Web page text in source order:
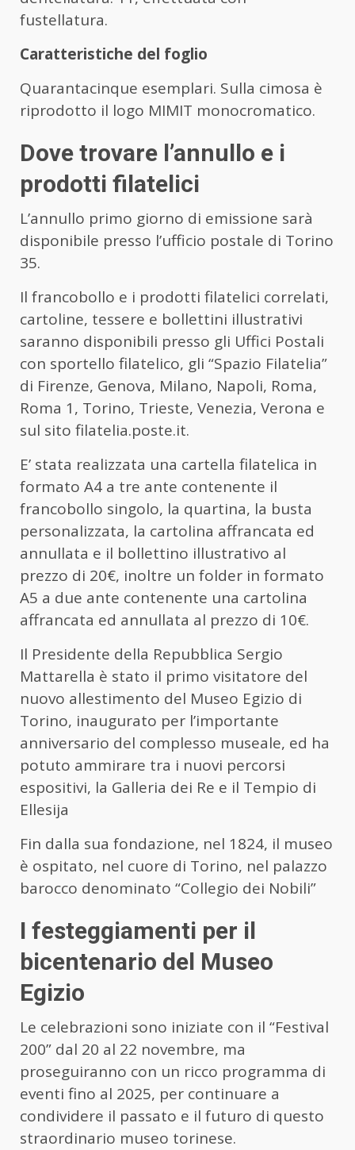
fustellatura.
Caratteristiche del foglio
Quarantacinque esemplari. Sulla cimosa è
riprodotto il logo MIMIT monocromatico.
Dove trovare l’annullo e i
prodotti filatelici
L’annullo primo giorno di emissione sarà
disponibile presso l’ufficio postale di Torino
35.
Il francobollo e i prodotti filatelici correlati,
cartoline, tessere e bollettini illustrativi
saranno disponibili presso gli Uffici Postali
con sportello filatelico, gli “Spazio Filatelia”
di Firenze, Genova, Milano, Napoli, Roma,
Roma 1, Torino, Trieste, Venezia, Verona e
sul sito filatelia.poste.it.
E’ stata realizzata una cartella filatelica in
formato A4 a tre ante contenente il
francobollo singolo, la quartina, la busta
personalizzata, la cartolina affrancata ed
annullata e il bollettino illustrativo al
prezzo di 20€, inoltre un folder in formato
A5 a due ante contenente una cartolina
affrancata ed annullata al prezzo di 10€.
Il Presidente della Repubblica Sergio
Mattarella è stato il primo visitatore del
nuovo allestimento del Museo Egizio di
Torino, inaugurato per l’importante
anniversario del complesso museale, ed ha
potuto ammirare tra i nuovi percorsi
espositivi, la Galleria dei Re e il Tempio di
Ellesija
Fin dalla sua fondazione, nel 1824, il museo
è ospitato, nel cuore di Torino, nel palazzo
barocco denominato “Collegio dei Nobili”
I festeggiamenti per il
bicentenario del Museo
Egizio
Le celebrazioni sono iniziate con il “Festival
200” dal 20 al 22 novembre, ma
proseguiranno con un ricco programma di
eventi fino al 2025, per continuare a
condividere il passato e il futuro di questo
straordinario museo torinese.